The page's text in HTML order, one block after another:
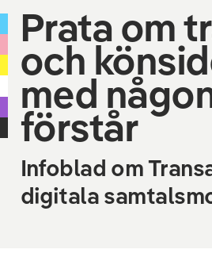
Prata om
och
med
förstår
Infoblad om
digitala